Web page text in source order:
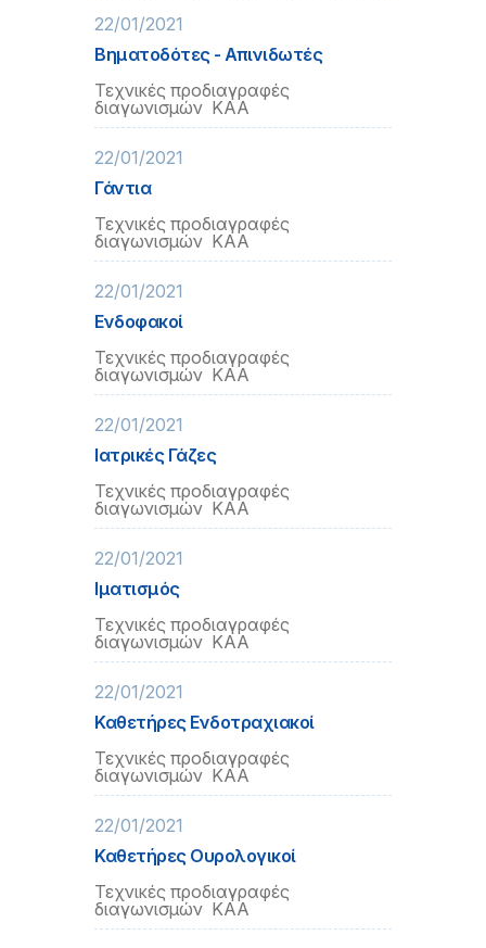
22/01/2021
Βηματοδότες - Απινιδωτές
Τεχνικές προδιαγραφές
διαγωνισμών ΚΑΑ
22/01/2021
Γάντια
Τεχνικές προδιαγραφές
διαγωνισμών ΚΑΑ
22/01/2021
Ενδοφακοί
Τεχνικές προδιαγραφές
διαγωνισμών ΚΑΑ
22/01/2021
Ιατρικές Γάζες
Τεχνικές προδιαγραφές
διαγωνισμών ΚΑΑ
22/01/2021
Ιματισμός
Τεχνικές προδιαγραφές
διαγωνισμών ΚΑΑ
22/01/2021
Καθετήρες Ενδοτραχιακοί
Τεχνικές προδιαγραφές
διαγωνισμών ΚΑΑ
22/01/2021
Καθετήρες Ουρολογικοί
Τεχνικές προδιαγραφές
διαγωνισμών ΚΑΑ